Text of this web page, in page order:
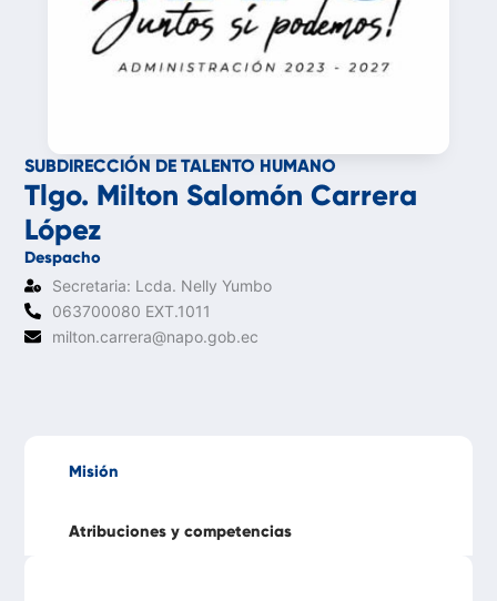
SUBDIRECCIÓN DE TALENTO HUMANO
Tlgo. Milton Salomón Carrera
López
Despacho
Secretaria: Lcda. Nelly Yumbo
063700080 EXT.1011
milton.carrera@napo.gob.ec
Misión
Atribuciones y competencias